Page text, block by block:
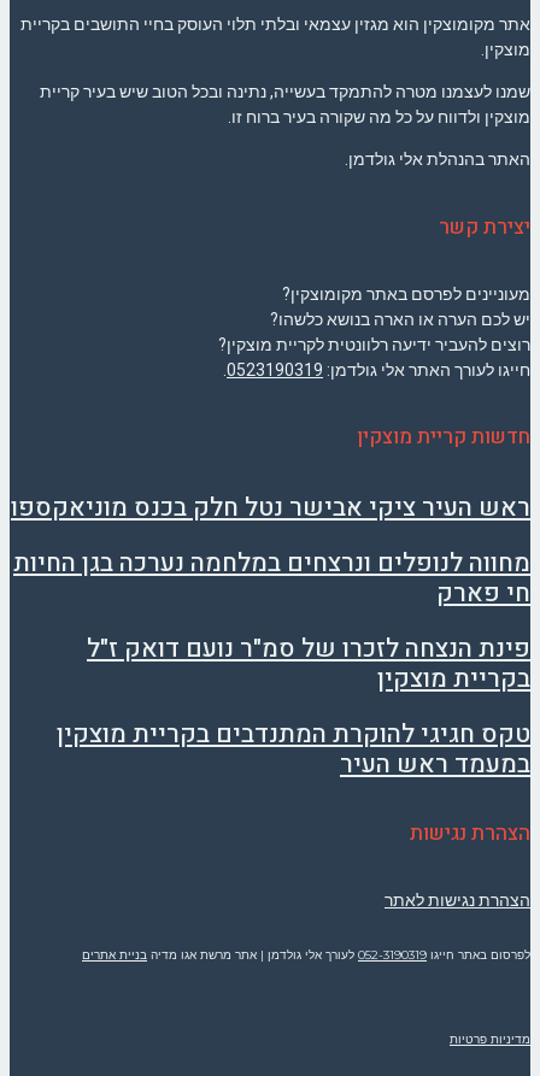
אתר מקומוצקין הוא מגזין עצמאי ובלתי תלוי העוסק בחיי התושבים בקריית
מוצקין.
שמנו לעצמנו מטרה להתמקד בעשייה, נתינה ובכל הטוב שיש בעיר קריית
מוצקין ולדווח על כל מה שקורה בעיר ברוח זו.
האתר בהנהלת אלי גולדמן.
יצירת קשר
מעוניינים לפרסם באתר מקומוצקין?
יש לכם הערה או הארה בנושא כלשהו?
רוצים להעביר ידיעה רלוונטית לקריית מוצקין?
חייגו לעורך האתר אלי גולדמן: 0523190319
חדשות קריית מוצקין
ראש העיר ציקי אבישר נטל חלק בכנס מוניאקספו
מחווה לנופלים ונרצחים במלחמה נערכה בגן החיות
חי פארק
פינת הנצחה לזכרו של סמ"ר נועם דואק ז"ל
בקריית מוצקין
טקס חגיגי להוקרת המתנדבים בקריית מוצקין
במעמד ראש העיר
הצהרת נגישות
הצהרת נגישות לאתר
לפרסום באתר חייגו 052-3190319 לעורך אלי גולדמן | אתר מרשת אגו מדיה בניית אתרים
מדיניות פרטיות